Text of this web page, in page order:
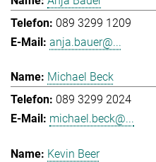
089 3299 1209
anja.bauer@...
Michael Beck
089 3299 2024
michael.beck@...
Kevin Beer